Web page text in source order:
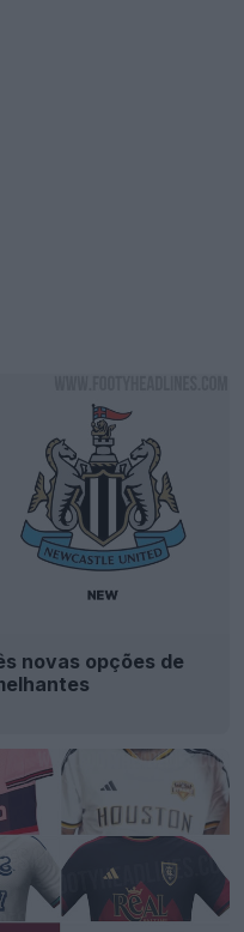
novas opções de